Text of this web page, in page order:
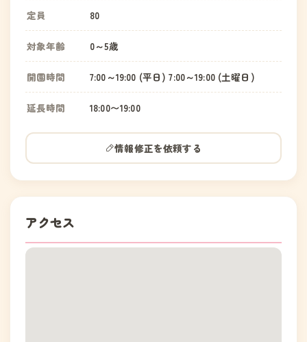
定員 80
対象年齢 0～5歳
開園時間 7:00～19:00 (平日) 7:00～19:00 (土曜日)
延長時間 18:00〜19:00
情報修正を依頼する
アクセス